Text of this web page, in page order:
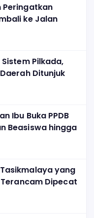
Peringatkan
ke Jalan
Sistem Pilkada,
Ditunjuk
Ibu Buka PPDB
Beasiswa hingga
yang
Dipecat